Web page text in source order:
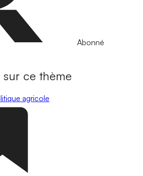
Abonné
sur ce thème
agricole